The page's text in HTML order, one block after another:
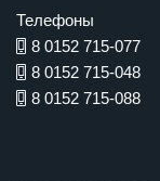
Телефоны
8 0152 715-077
8 0152 715-048
8 0152 715-088